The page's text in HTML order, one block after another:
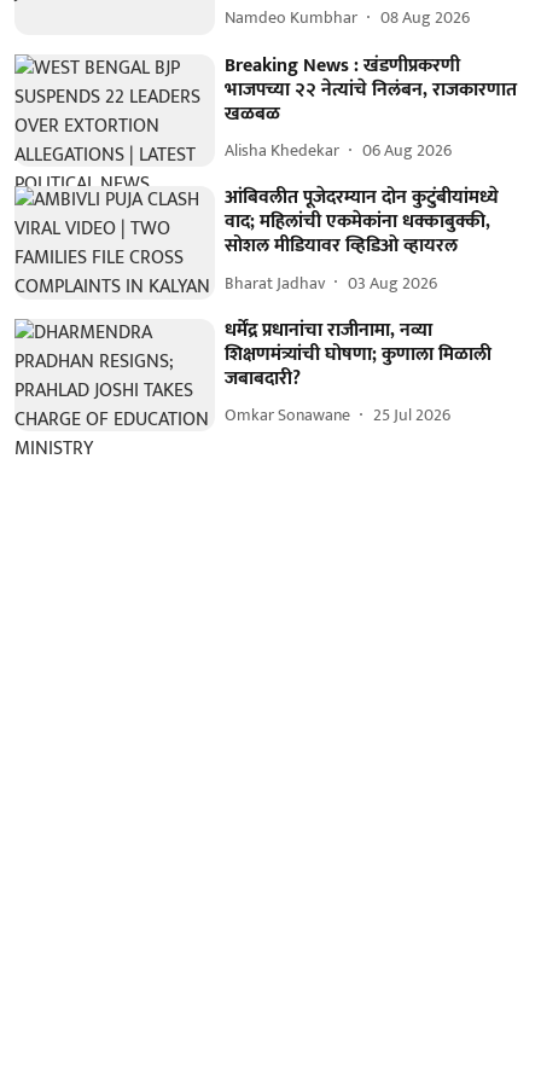
Namdeo Kumbhar 08 Aug 2026
Breaking News : खंडणीप्रकरणी
भाजपच्या २२ नेत्यांचे निलंबन, राजकारणात
खळबळ
Alisha Khedekar 06 Aug 2026
आंबिवलीत पूजेदरम्यान दोन कुटुंबीयांमध्ये
वाद; महिलांची एकमेकांना धक्काबुक्की,
सोशल मीडियावर व्हिडिओ व्हायरल
Bharat Jadhav 03 Aug 2026
धर्मेंद्र प्रधानांचा राजीनामा, नव्या
शिक्षणमंत्र्यांची घोषणा; कुणाला मिळाली
जबाबदारी?
Omkar Sonawane 25 Jul 2026